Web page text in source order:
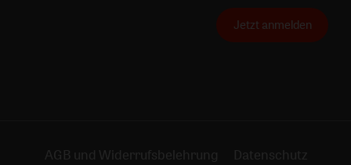
Jetzt anmelden
AGB und Widerrufsbelehrung
Datenschutz